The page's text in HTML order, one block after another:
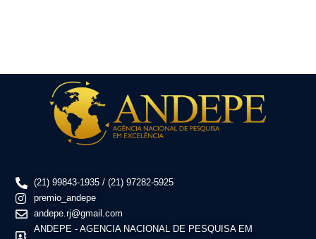
(21) 99843-1935 / (21) 97282-5925
premio_andepe
andepe.rj@gmail.com
ANDEPE - AGENCIA NACIONAL DE PESQUISA EM